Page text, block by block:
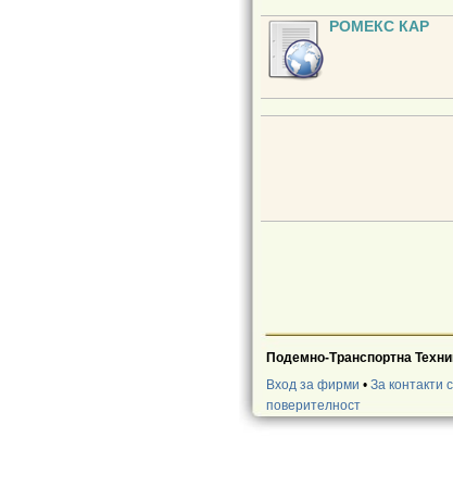
РОМЕКС КАР
Подемно-Транспортна
Вход за фирми • За контакти
поверителност